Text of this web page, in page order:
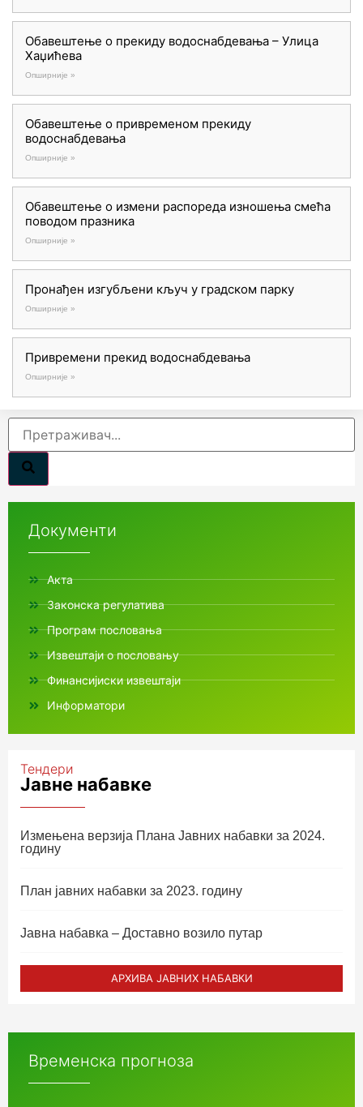
Обавештење о прекиду водоснабдевања – Улица
Хаџићева
Опширније »
Обавештење о привременом прекиду
водоснабдевања
Опширније »
Обавештење о измени распореда изношења смећа
поводом празника
Опширније »
Пронађен изгубљени кључ у градском парку
Опширније »
Привремени прекид водоснабдевања
Опширније »
Документи
Акта
Законска регулатива
Програм пословања
Извештаји о пословању
Финансијиски извештаји
Информатори
Тендери
Јавне набавке
Измењенa верзијa Плана Јавних набавки за 2024.
годину
План јавних набавки за 2023. годину
Јавна набавка – Доставно возило путар
АРХИВА ЈАВНИХ НАБАВКИ
Временска прогноза